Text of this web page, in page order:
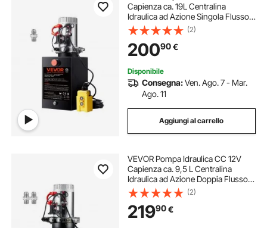
Capienza ca. 19L Centralina
Idraulica ad Azione Singola Flusso
d'Olio ca. 3,44 L/min Pressione
Massima di 22 MPa, Pompa per
Montacarichi Auto Camion
Rimorchio da Garage
(2)
20090€
Disponibile
Consegna:Ven. Ago. 7 - Mar.
Ago. 11
Aggiungi al carrello
VEVOR Pompa Idraulica CC 12V
Capienza ca. 9,5 L Centralina
Idraulica ad Azione Doppia Flusso
d'Olio ca. 3,44 L/min Pressione
Massima di 22 MPa, Pompa per
Montacarichi Auto Camion
Rimorchio da Garage
(2)
21990€